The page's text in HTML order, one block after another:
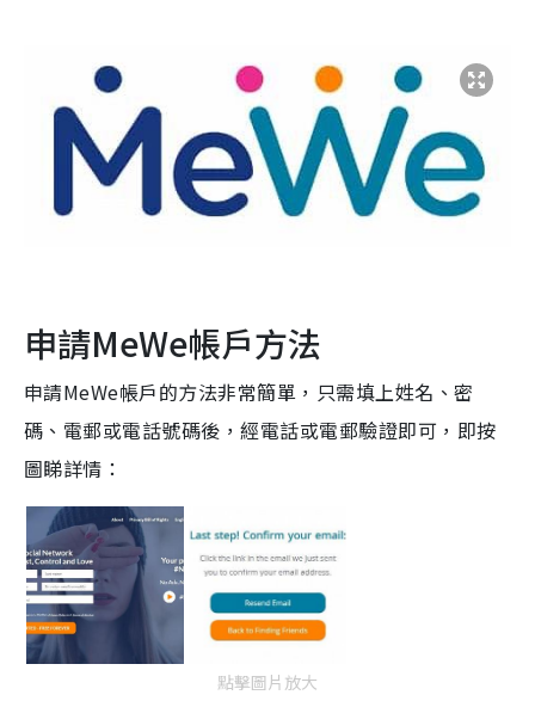
申請MeWe帳戶方法
申請MeWe帳戶的方法非常簡單， 只需填上姓名、密
碼、電郵或電話號碼後，經電話或電郵驗證即可，即按
圖睇詳情：
點擊圖片放大